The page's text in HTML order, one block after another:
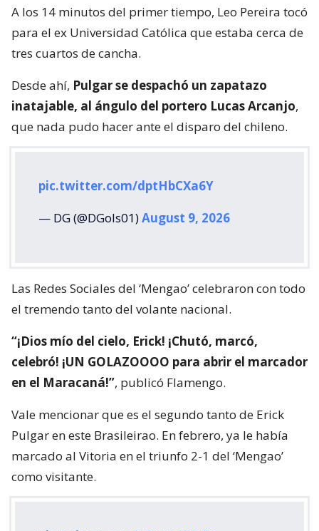
A los 14 minutos del primer tiempo, Leo Pereira tocó
para el ex Universidad Católica que estaba cerca de
tres cuartos de cancha.
Desde ahí, Pulgar se despachó un zapatazo
inatajable, al ángulo del portero Lucas Arcanjo,
que nada pudo hacer ante el disparo del chileno.
pic.twitter.com/dptHbCXa6Y
— DG (@DGols01)August 9, 2026
Las Redes Sociales del ‘Mengao’ celebraron con todo
el tremendo tanto del volante nacional.
“¡Dios mío del cielo, Erick! ¡Chutó, marcó,
celebró! ¡UN GOLAZOOOO para abrir el marcador
en el Maracaná!”, publicó Flamengo.
Vale mencionar que es el segundo tanto de Erick
Pulgar en este Brasileirao. En febrero, ya le había
marcado al Vitoria en el triunfo 2-1 del ‘Mengao’
como visitante.